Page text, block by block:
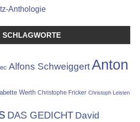
Anthologie
Alfons Schweiggert Anton
Werth Christophe Fricker Christoph Leisten
DAS GEDICHT David